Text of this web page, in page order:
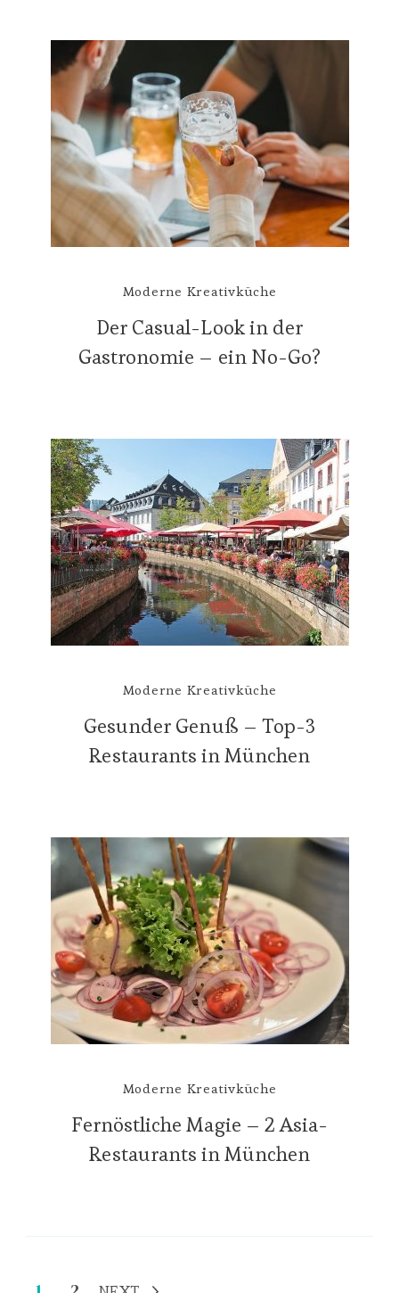
Moderne Kreativküche
Der Casual-Look in der
Gastronomie – ein No-Go?
Moderne Kreativküche
Gesunder Genuß – Top-3
Restaurants in München
Moderne Kreativküche
Fernöstliche Magie – 2 Asia-
Restaurants in München